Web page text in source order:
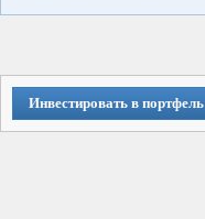
Инвестировать в портфель